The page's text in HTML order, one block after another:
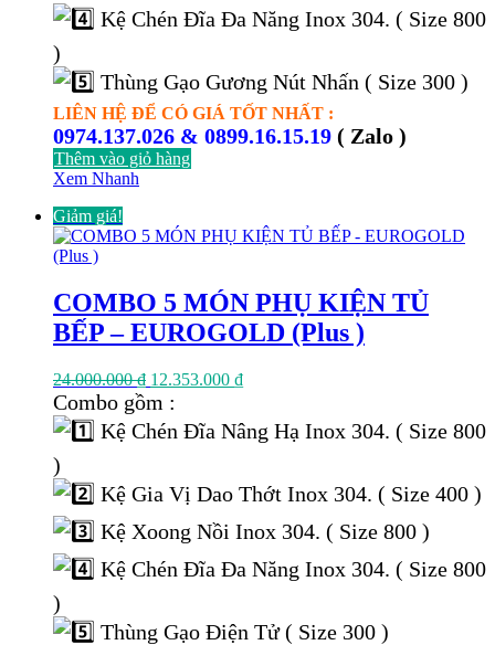
Kệ Chén Đĩa Đa Năng Inox 304. ( Size 800
)
Thùng Gạo Gương Nút Nhấn ( Size 300 )
LIÊN HỆ ĐỂ CÓ GIÁ TỐT NHẤT :
0974.137.026 & 0899.16.15.19 ( Zalo )
Thêm vào giỏ hàng
Xem Nhanh
Giảm giá!
COMBO 5 MÓN PHỤ KIỆN TỦ
BẾP – EUROGOLD (Plus )
24.000.000₫ Giá
gốc
24.000.000 ₫.
12.353.000 ₫Giá
là:
Combo gồm :
Kệ Chén Đĩa Nâng Hạ Inox 304. ( Size 800
)
Kệ Gia Vị Dao Thớt Inox 304. ( Size 400 )
Kệ Xoong Nồi Inox 304. ( Size 800 )
Kệ Chén Đĩa Đa Năng Inox 304. ( Size 800
)
Thùng Gạo Điện Tử ( Size 300 )